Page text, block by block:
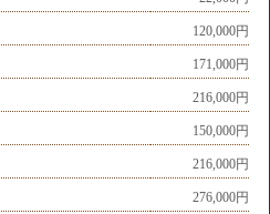
120,000円
171,000円
216,000円
150,000円
216,000円
276,000円